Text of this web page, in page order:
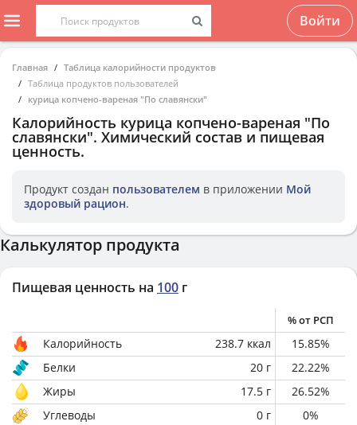
Войти
Главная
Таблица калорийности продуктов
Таблица продуктов пользователей
курица копчено-вареная "По славянски"
Калорийность курица копчено-вареная "По
славянски". Химический состав и пищевая
ценность.
Продукт создан пользователем в приложении Мой
здоровый рацион.
Калькулятор продукта
Пищевая ценность на 100 г
% от РСП
Калорийность 238.7 ккал 15.85%
Белки
20 г 22.22%
Жиры
17.5 г 26.52%
Углеводы
0 г 0%